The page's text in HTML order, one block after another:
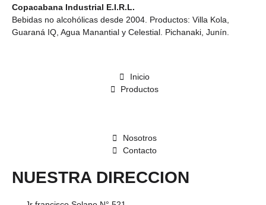
Copacabana Industrial E.I.R.L.
Bebidas no alcohólicas desde 2004. Productos: Villa Kola,
Guaraná IQ, Agua Manantial y Celestial. Pichanaki, Junín.
Inicio
Productos
Nosotros
Contacto
NUESTRA DIRECCION